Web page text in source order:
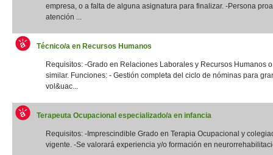
empresa, o a falta de alguna asignatura para finalizar. -Persona
atención ...
Técnico/a en Recursos Humanos
Requisitos: -Grado en Relaciones Laborales y Recursos Humanos
similar. Funciones: - Gestión completa del ciclo de nóminas para
vol&uac...
Terapeuta Ocupacional especializado/a en infancia
Requisitos: -Imprescindible Grado en Terapia Ocupacional y
vigente. -Se valorará experiencia y/o formación en